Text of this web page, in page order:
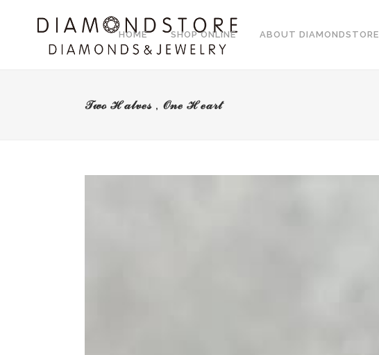
HOME SHOP ONLINE ABOUT DIAMONDSTORE
𝒯𝓌ℴ ℋ𝒶𝓁𝓋ℯ𝓈 , 𝒪𝓃ℯ ℋℯ𝒶𝓇𝓉